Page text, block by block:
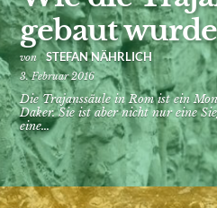
gebaut wurde
von STEFAN NÄHRLICH
3. Februar 2016
Die Trajanssäule in Rom ist ein
Daker. Sie ist aber nicht nur eine
eine...